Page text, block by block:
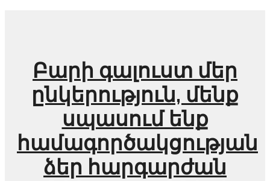
Բարի գալուստ մեր
ընկերություն, մենք
սպասում ենք
համագործակցության
ձեր հարգարժան